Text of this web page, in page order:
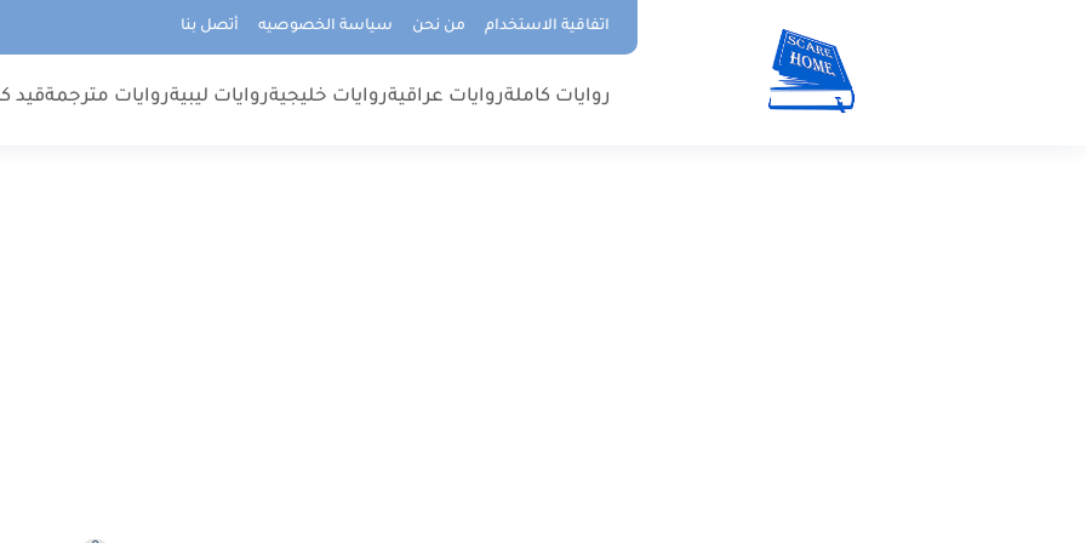
اتفاقية الاستخدام من نحن سياسة الخصوصيه أتصل بنا
روايات كاملةروايات عراقيةروايات خليجيةروايات ليبيةروايات مترجمةقيد